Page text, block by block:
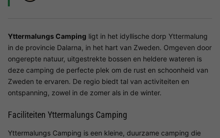
Yttermalungs Camping ligt in het idyllische dorp Yttermalung
in de provincie Dalarna, in het hart van Zweden. Omgeven door
ongerepte natuur, uitgestrekte bossen en heldere wateren is
deze camping de perfecte plek om de rust en schoonheid van
Zweden te ervaren. De regio biedt tal van activiteiten en
ontspanning, zowel in de zomer als in de winter.
Faciliteiten Yttermalungs Camping
Yttermalungs Camping is een kleine, duurzame camping die